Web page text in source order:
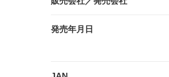
発売年月日